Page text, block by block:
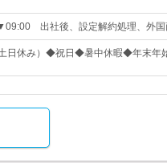
出社後、設定解約処理、外
日休み）◆祝日◆暑中休暇◆年末